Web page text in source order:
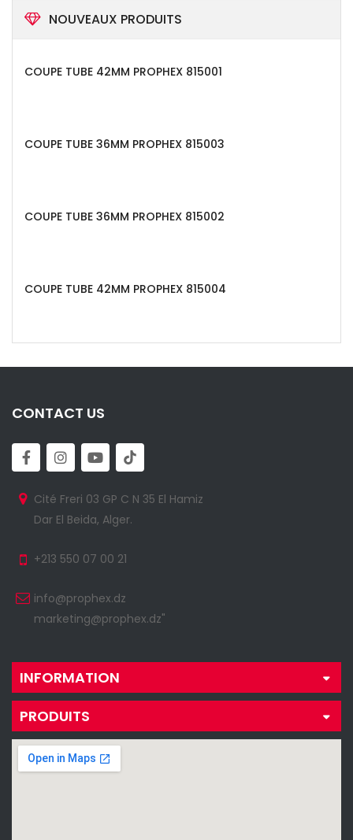
NOUVEAUX PRODUITS
COUPE TUBE 42MM PROPHEX 815001
COUPE TUBE 36MM PROPHEX 815003
COUPE TUBE 36MM PROPHEX 815002
COUPE TUBE 42MM PROPHEX 815004
CONTACT US
Cité Freri 03 GP C N 35 El Hamiz
Dar El Beida, Alger.
+213 550 07 00 21
info@prophex.dz
marketing@prophex.dz"
INFORMATION
PRODUITS